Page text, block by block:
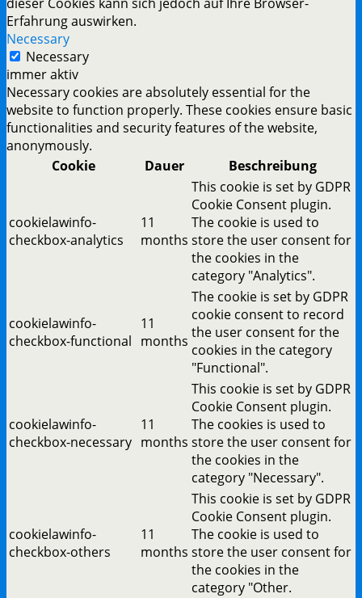
Erfahrung auswirken.
Necessary
Necessary
immer aktiv
Necessary cookies are absolutely essential for the
website to function properly. These cookies ensure basic
functionalities and security features of the website,
anonymously.
Cookie
Dauer Beschreibung
cookielawinfo-
checkbox-analytics
11
months
This cookie is set by GDPR
Cookie Consent plugin.
The cookie is used to
store the user consent for
the cookies in the
category "Analytics".
cookielawinfo-
checkbox-functional
11
months
The cookie is set by GDPR
cookie consent to record
the user consent for the
cookies in the category
"Functional".
cookielawinfo-
checkbox-necessary
11
months
This cookie is set by GDPR
Cookie Consent plugin.
The cookies is used to
store the user consent for
the cookies in the
category "Necessary".
cookielawinfo-
checkbox-others
11
months
This cookie is set by GDPR
Cookie Consent plugin.
The cookie is used to
store the user consent for
the cookies in the
category "Other.